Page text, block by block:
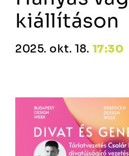
kiállításon
2025. okt. 18. 17:30